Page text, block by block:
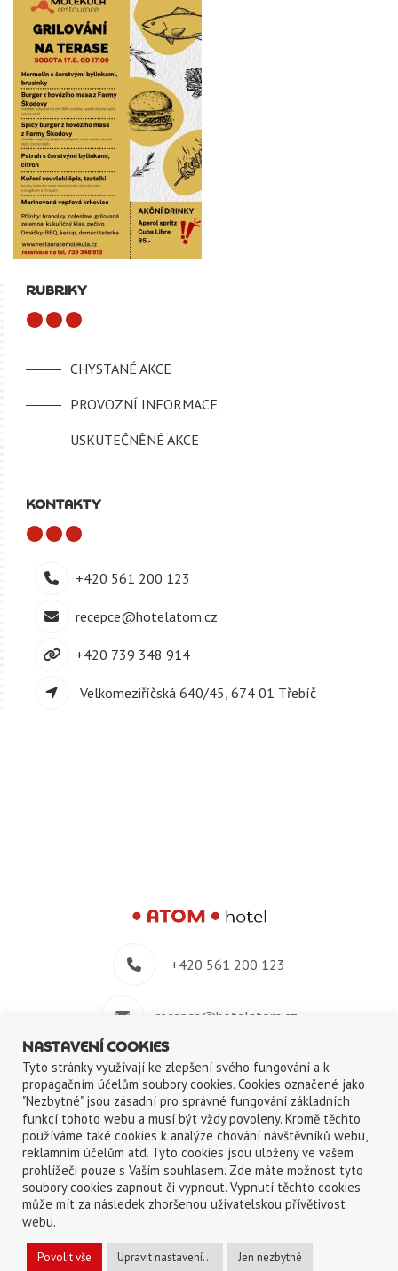
RUBRIKY
CHYSTANÉ AKCE
PROVOZNÍ INFORMACE
USKUTEČNĚNÉ AKCE
KONTAKTY
+420 561 200 123
recepce@hotelatom.cz
+420 739 348 914
Velkomeziříčská 640/45, 674 01 Třebíč
+420 561 200 123
recepce@hotelatom.cz
+420 739 348 914
Velkomeziříčská 640/45, 674 01 Třebíč
©2018-2026ATOM s.r.o.| Ochrana osobních údajů|Použití cookies
NASTAVENÍ COOKIES
Tyto stránky využívají ke zlepšení svého fungování a k
propagačním účelům soubory cookies. Cookies označené jako
"Nezbytné" jsou zásadní pro správné fungování základních
funkcí tohoto webu a musí být vždy povoleny. Kromě těchto
používáme také cookies k analýze chování návštěvníků webu,
reklamním účelům atd. Tyto cookies jsou uloženy ve vašem
prohlížeči pouze s Vaším souhlasem. Zde máte možnost tyto
soubory cookies zapnout či vypnout. Vypnutí těchto cookies
může mít za následek zhoršenou uživatelskou přívětivost
webu.
Povolit vše Upravit nastavení... Jen nezbytné
English Deutsch Čeština